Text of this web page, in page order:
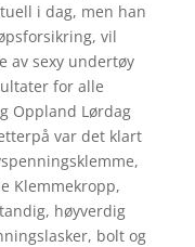
i dag, men han
vil
av sexy undertøy
for alle
Oppland Lørdag
var det klart
Klemmekropp,
høyverdig
bolt og